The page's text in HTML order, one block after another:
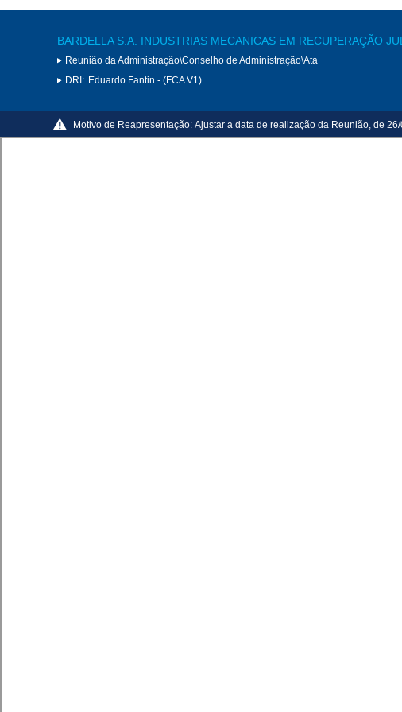
BARDELLA S.A. INDUSTRIAS MECANICAS EM RECUPERAÇÃO
Reunião da Administração\Conselho de Administração\Ata
DRI: Eduardo Fantin - (FCA V1)
Motivo de Reapresentação: Ajustar a data de realização da Reunião, de